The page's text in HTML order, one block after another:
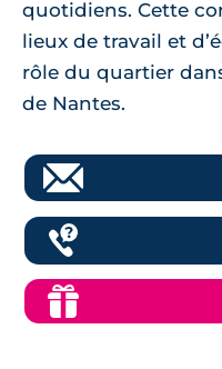
quotidiens. Cette
lieux de travail et
rôle du quartier
de Nantes.